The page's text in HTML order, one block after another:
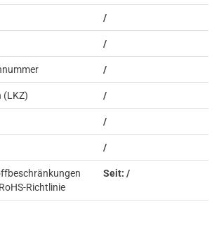
/
/
/
(LKZ) /
/
/
Richtlinie
Seit: /